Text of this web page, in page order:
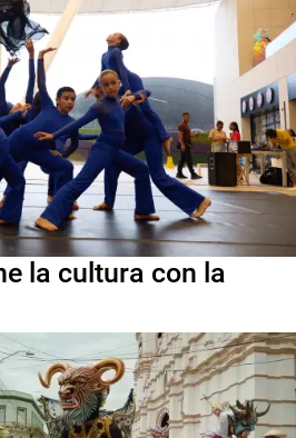
la cultura con la